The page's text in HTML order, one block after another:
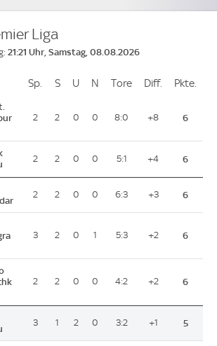
Liga
21:21 Uhr, Samstag, 08.08.2026
Sp. Spiele
SSiege
U Unentschieden
N Niederlagen
Tore ToreDiff. Differenz
Pkte.
2 2 0 0 8:0 +8 6
2 2 0 0 5:1 +4 6
2 2 0 0 6:3 +3 6
3 2 0 1 5:3 +2 6
2 2 0 0 4:2 +2 6
3 1 2 0 3:2 +1 5